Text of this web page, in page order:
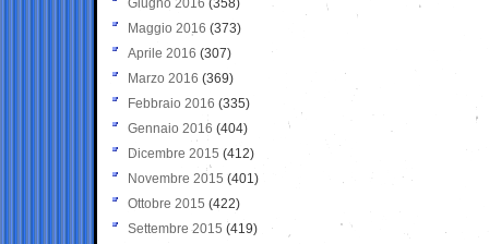
Giugno 2016 (358)
Maggio 2016 (373)
Aprile 2016 (307)
Marzo 2016 (369)
Febbraio 2016 (335)
Gennaio 2016 (404)
Dicembre 2015 (412)
Novembre 2015 (401)
Ottobre 2015 (422)
Settembre 2015 (419)